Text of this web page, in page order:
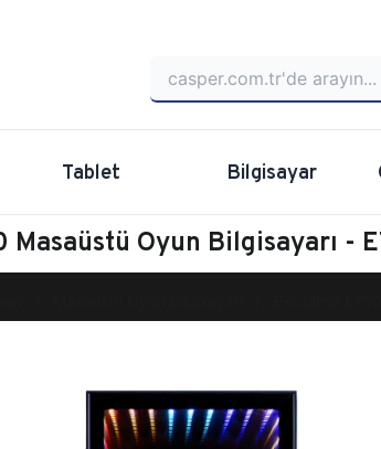
Tablet Bilgisayar
Masaüstü Oyun Bilgisayarı -